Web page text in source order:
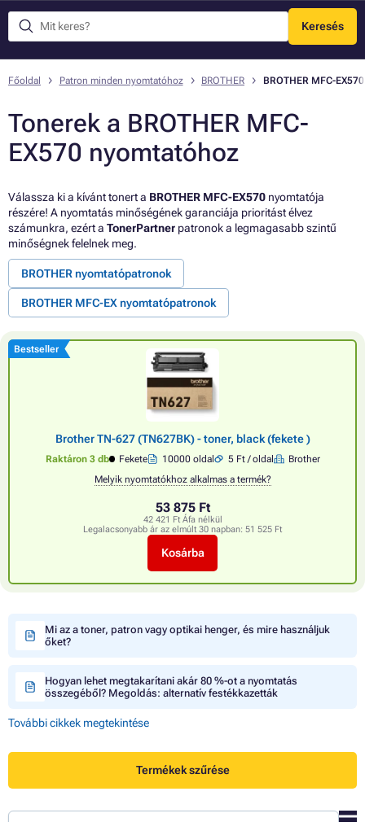
Keresés
Menü
Főoldal Patron minden nyomtatóhoz BROTHER BROTHER MFC-EX570
Tonerek a BROTHER MFC-
EX570 nyomtatóhoz
Válassza ki a kívánt tonert a BROTHER MFC-EX570 nyomtatója
részére! A nyomtatás minőségének garanciája prioritást élvez
számunkra, ezért a TonerPartner patronok a legmagasabb szintű
minőségnek felelnek meg.
BROTHER nyomtatópatronok
BROTHER MFC-EX nyomtatópatronok
Bestseller
Brother TN-627 (TN627BK) - toner, black (fekete )
Raktáron 3 db Fekete 10000 oldal 5 Ft / oldal
Brother
Melyik nyomtatókhoz alkalmas a termék?
53 875 Ft
42 421 Ft Áfa nélkül
Legalacsonyabb ár az elmúlt 30 napban: 51 525 Ft
Kosárba
Mi az a toner, patron vagy optikai henger, és mire használjuk
őket?
Hogyan lehet megtakarítani akár 80 %-ot a nyomtatás
összegéből? Megoldás: alternatív festékkazetták
További cikkek megtekintése
Termékek szűrése